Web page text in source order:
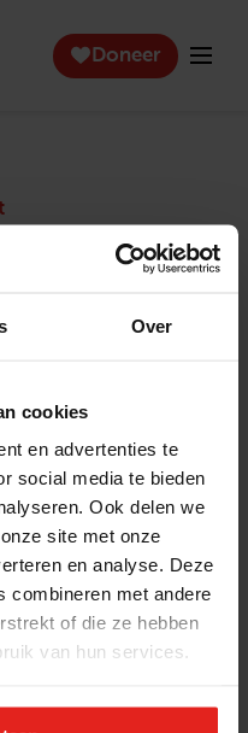
Over
cookies
en advertenties te
social media te bieden
Ook delen we
site met onze
en analyse. Deze
combineren met andere
of die ze hebben
van hun services.
Doneer
ouderen die zich
genieten en inspireert
van Oranje.